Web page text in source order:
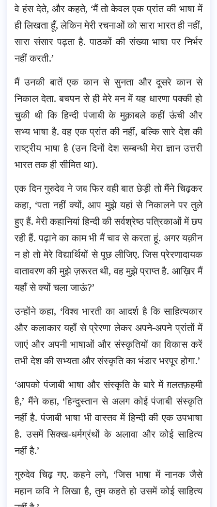
वे हंस देते, और कहते, ‘मैं तो केवल एक प्रांत की भाषा में
ही लिखता हूँ, लेकिन मेरी रचनाओं को सारा भारत ही नहीं,
सारा संसार पढ़ता है. पाठकों की संख्या भाषा पर निर्भर
नहीं करती.’
मैं उनकी बातें एक कान से सुनता और दूसरे कान से
निकाल देता. बचपन से ही मेरे मन में यह धारणा पक्की हो
चुकी थी कि हिन्दी पंजाबी के मुक़ाबले कहीं ऊंची और
सभ्य भाषा है. वह एक प्रांत की नहीं, बल्कि सारे देश की
राष्ट्रीय भाषा है (उन दिनों देश सम्बन्धी मेरा ज्ञान उत्तरी
भारत तक ही सीमित था).
एक दिन गुरुदेव ने जब फिर वही बात छेड़ी तो मैंने चिढ़कर
कहा, ‘पता नहीं क्यों, आप मुझे यहां से निकालने पर तुले
हुए हैं. मेरी कहानियां हिन्दी की सर्वश्रेष्ठ पत्रिकाओं में छप
रही हैं. पढ़ाने का काम भी मैं चाव से करता हूं. अगर यक़ीन
न हो तो मेरे विद्यार्थियों से पूछ लीजिए. जिस प्रेरणादायक
वातावरण की मुझे ज़रूरत थी, वह मुझे प्राप्त है. आख़िर मैं
यहाँ से क्यों चला जाऊं?’
उन्होंने कहा, ‘विश्व भारती का आदर्श है कि साहित्यकार
और कलाकार यहाँ से प्रेरणा लेकर अपने-अपने प्रांतों में
जाएं और अपनी भाषाओं और संस्कृतियों का विकास करें
तभी देश की सभ्यता और संस्कृति का भंडार भरपूर होगा.’
‘आपको पंजाबी भाषा और संस्कृति के बारे में ग़लतफ़हमी
है,’ मैंने कहा, ‘हिन्दुस्तान से अलग कोई पंजाबी संस्कृति
नहीं है. पंजाबी भाषा भी वास्तव में हिन्दी की एक उपभाषा
है. उसमें सिक्ख-धर्मग्रंथों के अलावा और कोई साहित्य
नहीं है.’
गुरुदेव चिढ़ गए. कहने लगे, ‘जिस भाषा में नानक जैसे
महान कवि ने लिखा है, तुम कहते हो उसमें कोई साहित्य